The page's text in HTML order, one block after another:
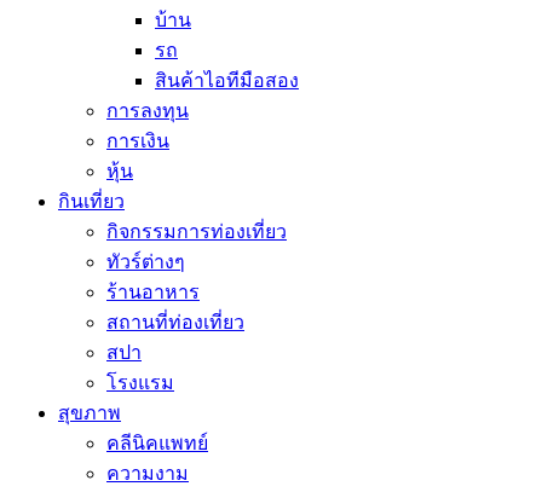
บ้าน
รถ
สินค้าไอทีมือสอง
การลงทุน
การเงิน
หุ้น
กินเที่ยว
กิจกรรมการท่องเที่ยว
ทัวร์ต่างๆ
ร้านอาหาร
สถานที่ท่องเที่ยว
สปา
โรงแรม
สุขภาพ
คลีนิคแพทย์
ความงาม